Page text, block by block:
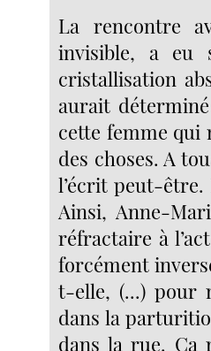
La rencontre
invisible, a eu
cristallisation
aurait déterminé
cette femme qui
des choses. A
l’écrit peut-être.
Ainsi, Anne-
réfractaire à
forcément
t-elle, (...) pour
dans la
dans la rue. Ça